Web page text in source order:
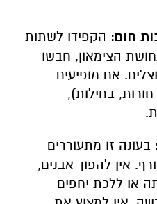
חום: הקפידו לשתות
הצימאון, חבשו
אם מופיעים
בחילות),
בעונה זו מתעוררים
אין להפוך אבנים,
או ללכת יחפים